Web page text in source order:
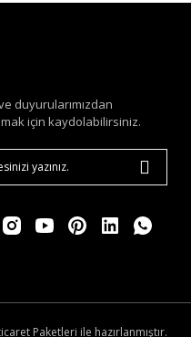
duyurularımızdan
için kaydolabilirsiniz.
Paketleri ile hazırlanmıştır.